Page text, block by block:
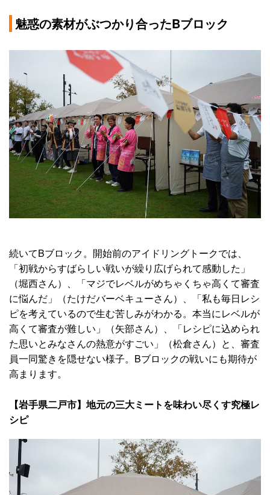
魅惑の素材がぶつかり合ったBブロック
続いてBブロック。開始前のアイドリングトークでは、
「初戦からすばらしい戦いが繰り広げられて感動した」
（堀西さん）、「マジでレベルがめちゃくちゃ高くて審査
に悩んだ」（たけだバーベキューさん）、「私も毎日レシ
ピを考えているので生む苦しみがわかる。本当にレベルが
高くて審査が難しい」（矢部さん）、「レシピに込められ
た思いとみなさんの熱意がすごい」（松倉さん）と、審査
員一同驚きを隠せない様子。Bブロックの戦いにも期待が
高まります。
【岩手県二戸市】地元の三大ミートを味わい尽くす究極レ
シピ